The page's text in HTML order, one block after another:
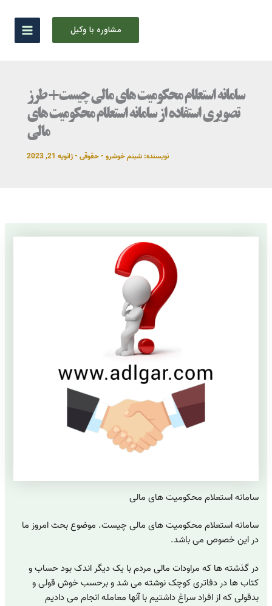
مشاوره با وکیل
سامانه استعلام محکومیت های مالی چیست+ طرز
تصویری استفاده از سامانه استعلام محکومیت های
مالی
نویسنده: شبنم خوشرو -حقوقی -ژانویه 21, 2023
سامانه استعلام محکومیت های مالی
سامانه استعلام محکومیت های مالی چیست. موضوع بحث امروز ما
در این خصوص می باشد.
در گذشته ها که مراودات مالی مردم با یک دیگر اندک بود حساب و
کتاب ها در دفاتری کوچک نوشته می شد و برحسب خوش قولی و
بدقولی که از افراد سراغ داشتیم با آنها معامله انجام می دادیم